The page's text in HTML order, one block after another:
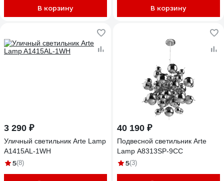
В корзину В корзину
3 290 ₽
Уличный светильник Arte Lamp
A1415AL-1WH
5(8)
40 190 ₽
Подвесной светильник Arte
Lamp A8313SP-9CC
5(3)